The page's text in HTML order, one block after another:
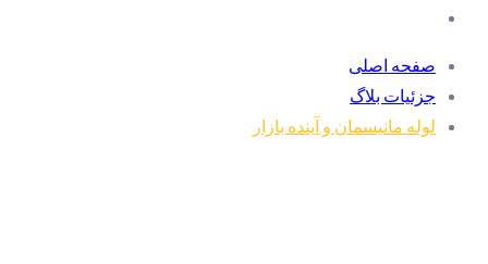
صفحه اصلی
جزئیات بلاگ
لوله مانیسمان و آینده بازار